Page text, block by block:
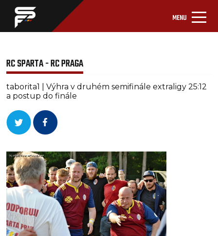
MENU
RC SPARTA - RC PRAGA
taborita1 | Výhra v druhém semifinále extraligy 25:12
a postup do finále